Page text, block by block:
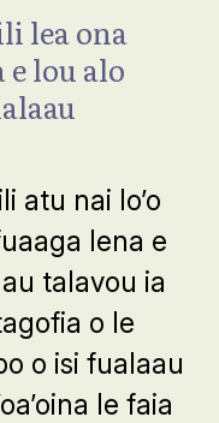
lea ona
e lou alo
atu nai lo’o
lena e
talavou ia
o le
o isi fualaau
le faia